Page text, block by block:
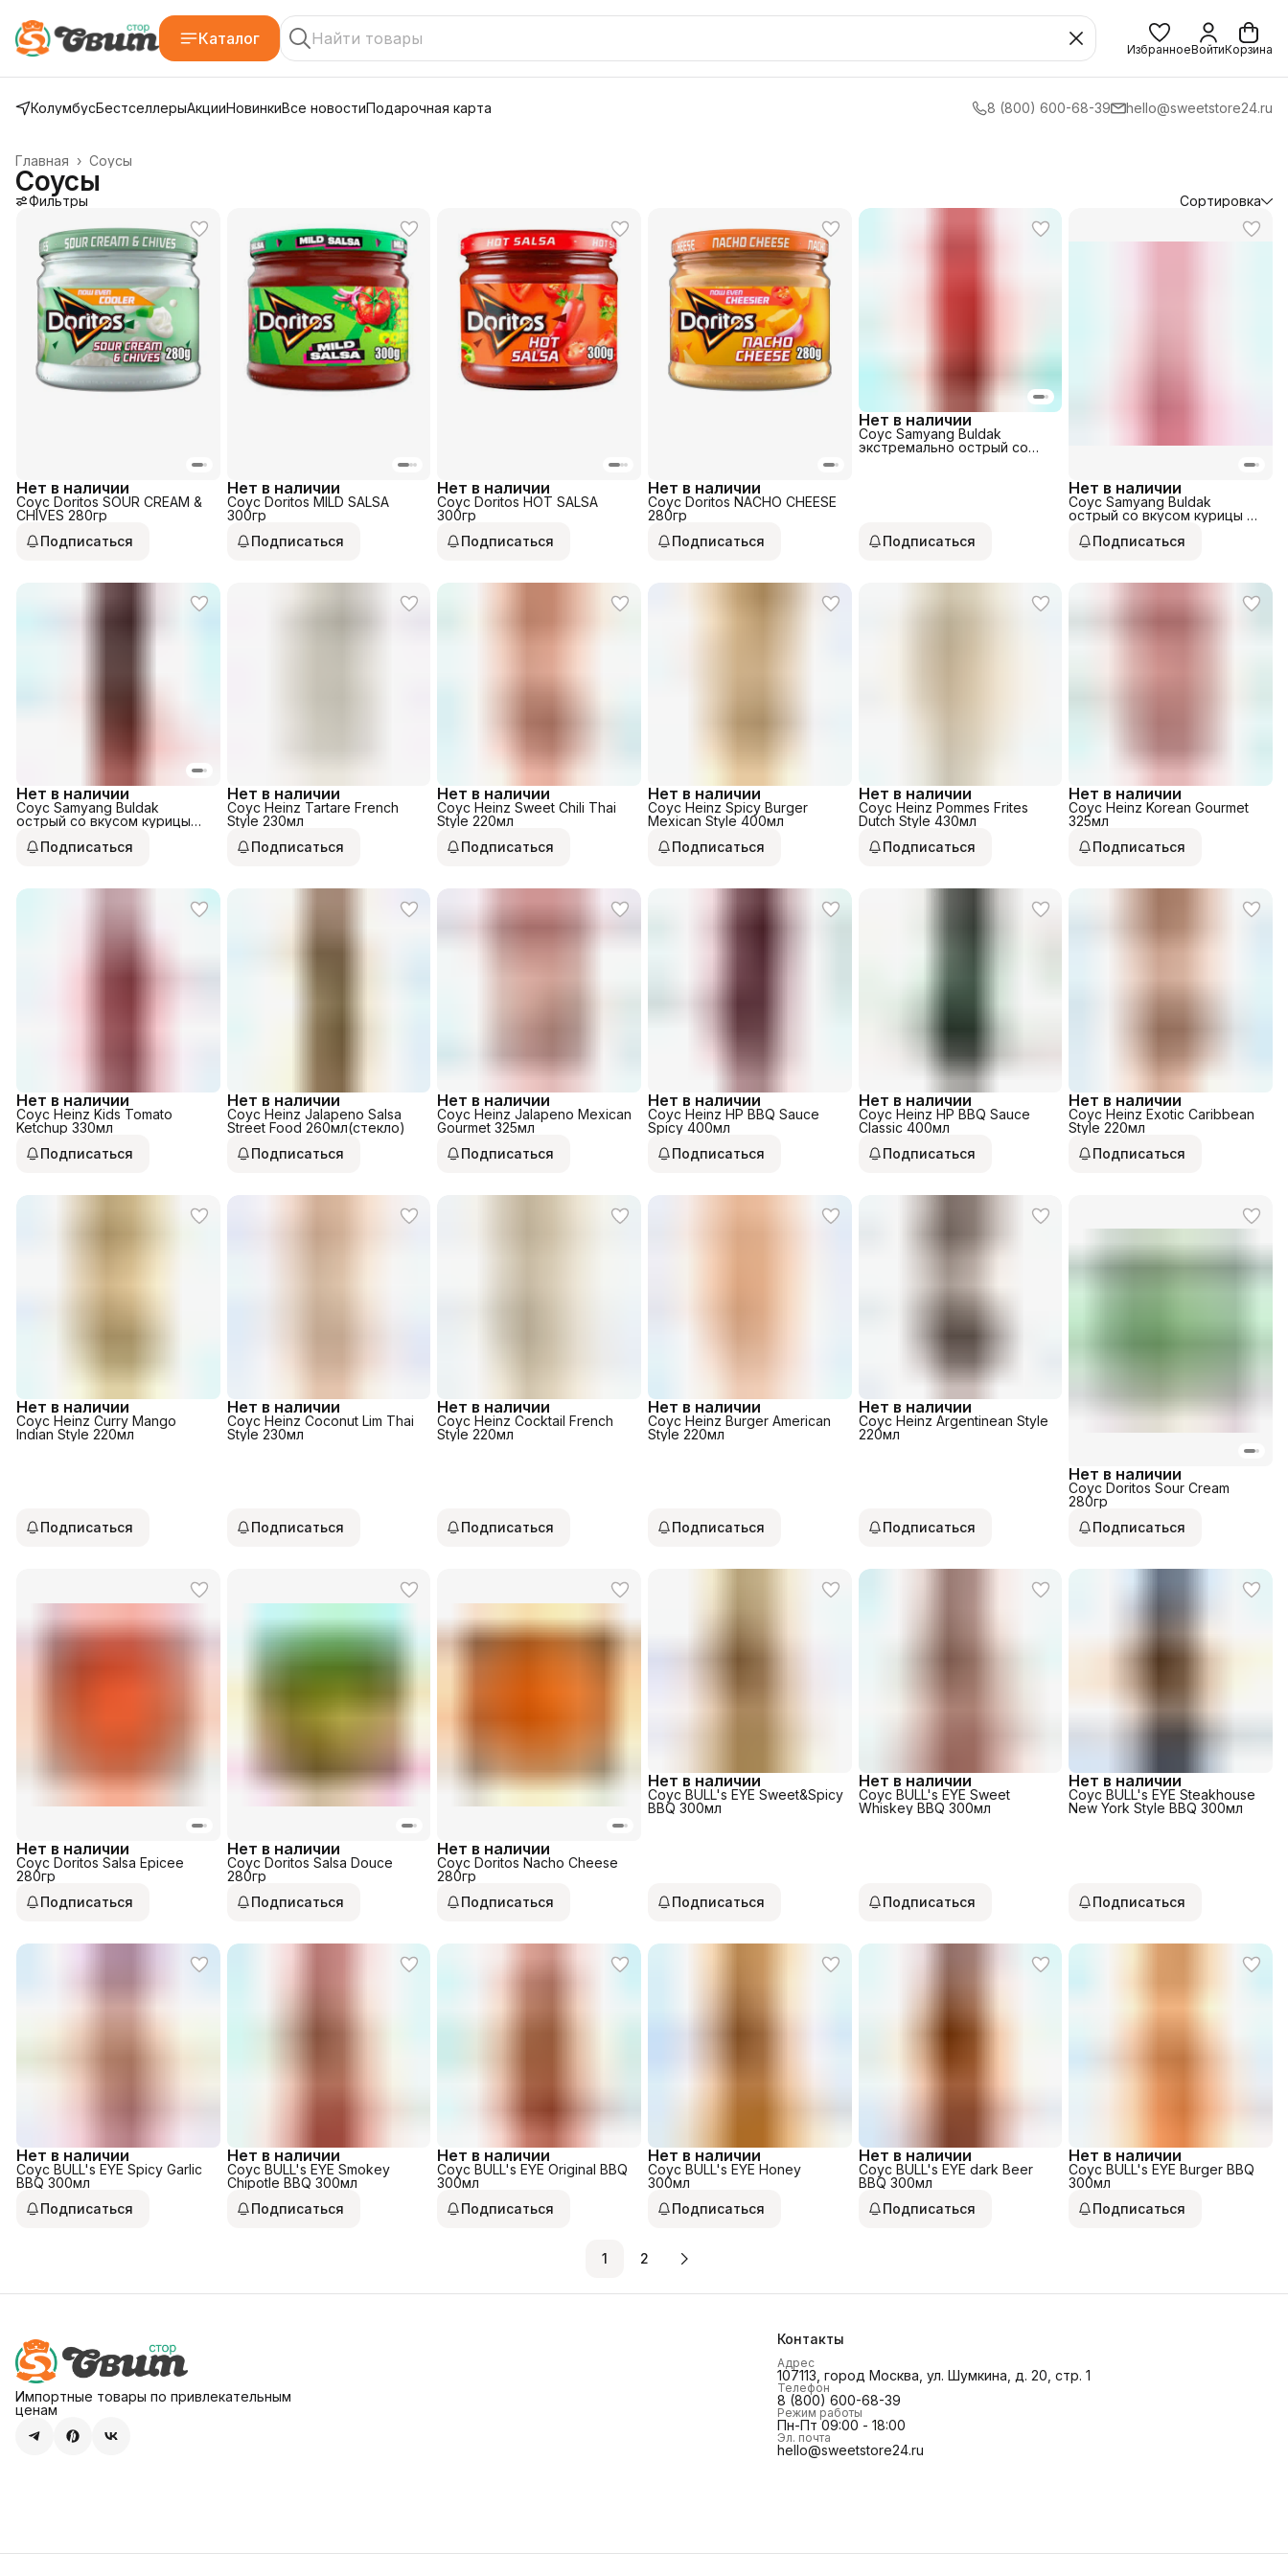
Каталог
ИзбранноеВойтиКорзина
КолумбусБестселлерыАкцииНовинкиВсе новостиПодарочная карта 8 (800) 600-68-39 hello@sweetstore24.ru
Соусы
Главная ›
Соусы
Фильтры Сортировка
Нет в наличии
Соус Doritos SOUR CREAM &
CHIVES 280гр
Подписаться
Нет в наличии
Соус Doritos MILD SALSA
300гр
Подписаться
Нет в наличии
Соус Doritos HOT SALSA
300гр
Подписаться
Нет в наличии
Соус Doritos NACHO CHEESE
280гр
Подписаться
Нет в наличии
Соус Samyang Buldak
экстремально острый со
Подписаться
Нет в наличии
Соус Samyang Buldak
острый со вкусом курицы и
Подписаться
Нет в наличии
Соус Samyang Buldak
острый со вкусом курицы
Подписаться
Нет в наличии
Соус Heinz Tartare French
Style 230мл
Подписаться
Нет в наличии
Соус Heinz Sweet Chili Thai
Style 220мл
Подписаться
Нет в наличии
Соус Heinz Spicy Burger
Mexican Style 400мл
Подписаться
Нет в наличии
Соус Heinz Pommes Frites
Dutch Style 430мл
Подписаться
Нет в наличии
Соус Heinz Korean Gourmet
325мл
Подписаться
Нет в наличии
Соус Heinz Kids Tomato
Ketchup 330мл
Подписаться
Нет в наличии
Соус Heinz Jalapeno Salsa
Street Food 260мл(стекло)
Подписаться
Нет в наличии
Соус Heinz Jalapeno Mexican
Gourmet 325мл
Подписаться
Нет в наличии
Соус Heinz HP BBQ Sauce
Spicy 400мл
Подписаться
Нет в наличии
Соус Heinz HP BBQ Sauce
Classic 400мл
Подписаться
Нет в наличии
Соус Heinz Exotic Caribbean
Style 220мл
Подписаться
Нет в наличии
Соус Heinz Curry Mango
Indian Style 220мл
Подписаться
Нет в наличии
Соус Heinz Coconut Lim Thai
Style 230мл
Подписаться
Нет в наличии
Соус Heinz Cocktail French
Style 220мл
Подписаться
Нет в наличии
Соус Heinz Burger American
Style 220мл
Подписаться
Нет в наличии
Соус Heinz Argentinean Style
220мл
Подписаться
Нет в наличии
Соус Doritos Sour Cream
280гр
Подписаться
Нет в наличии
Соус Doritos Salsa Epicee
280гр
Подписаться
Нет в наличии
Соус Doritos Salsa Douce
280гр
Подписаться
Нет в наличии
Соус Doritos Nacho Cheese
280гр
Подписаться
Нет в наличии
Соус BULL's EYE Sweet&Spicy
BBQ 300мл
Подписаться
Нет в наличии
Соус BULL's EYE Sweet
Whiskey BBQ 300мл
Подписаться
Нет в наличии
Соус BULL's EYE Steakhouse
New York Style BBQ 300мл
Подписаться
Нет в наличии
Соус BULL's EYE Spicy Garlic
BBQ 300мл
Подписаться
Нет в наличии
Соус BULL's EYE Smokey
Chipotle BBQ 300мл
Подписаться
Нет в наличии
Соус BULL's EYE Original BBQ
300мл
Подписаться
Нет в наличии
Соус BULL's EYE Honey
300мл
Подписаться
Нет в наличии
Соус BULL's EYE dark Beer
BBQ 300мл
Подписаться
Нет в наличии
Соус BULL's EYE Burger BBQ
300мл
Подписаться
1 2
Импортные товары по привлекательным
ценам
Контакты
Адрес
107113, город Москва, ул. Шумкина, д. 20, стр. 1
Телефон
8 (800) 600-68-39
Режим работы
Пн-Пт 09:00 - 18:00
Эл. почта
hello@sweetstore24.ru